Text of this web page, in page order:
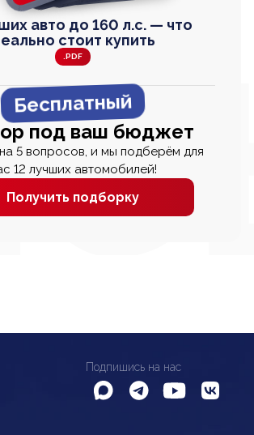
авто до 160 л.с. — что
стоит купить
.PDF
Бесплатный
под ваш бюджет
5 вопросов, и мы подберём для
12 лучших автомобилей!
Получить подборку
Подпишись на нас